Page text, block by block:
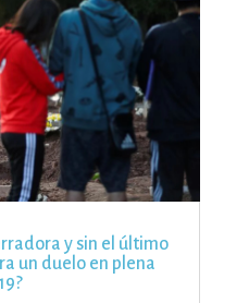
y sin el último
un duelo en plena